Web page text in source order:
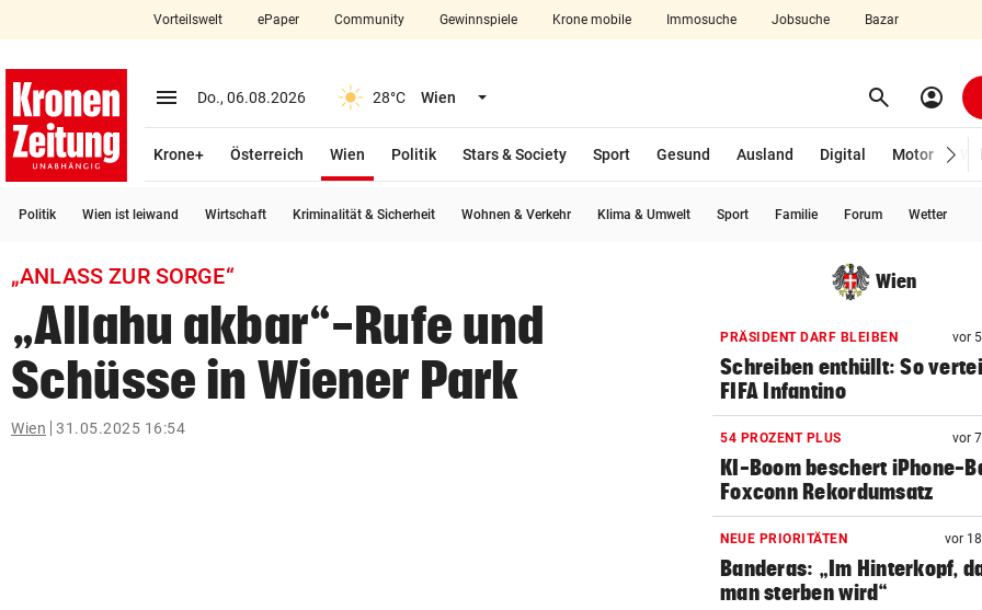
closeSchließen
account_circle Anmelden
arrow_right
bookmark
search
Suchbegriff
eingeben
Vorteilswelt ePaper Community Gewinnspiele Krone mobile Immosuche Jobsuche Bazar
menu Menü aufklappen
Do., 06.08.2026 28°C Wien Menü aufklappen search Suchen
account_circle
Krone+ Österreich Wien
Politik
Stars & Society Sport Gesund Ausland Digital Motor
Politik Wien ist leiwand Wirtschaft Kriminalität & Sicherheit Wohnen & Verkehr Klima & Umwelt Sport Familie Forum Wetter
„ANLASS ZUR SORGE“
„Allahu akbar“-Rufe und
Schüsse in Wiener Park
Wien 31.05.2025 16:54
Wien
PRÄSIDENT DARF BLEIBEN vor
Schreiben enthüllt: So
FIFA Infantino
54 PROZENT PLUS vor
KI-Boom beschert iPhone-
Foxconn Rekordumsatz
NEUE PRIORITÄTEN vor
Banderas: „Im Hinterkopf,
man sterben wird“